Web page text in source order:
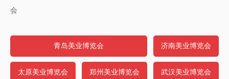
会
青岛美业博览会 济南美业博览会
太原美业博览会 郑州美业博览会 武汉美业博览会